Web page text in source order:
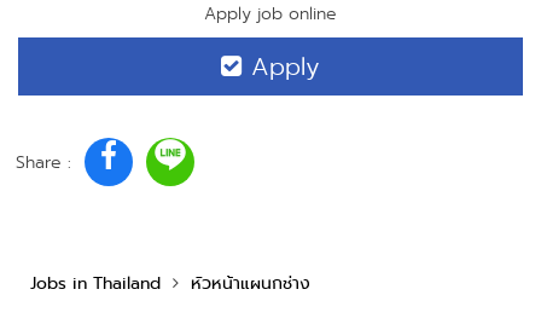
Apply job online
Apply
Share :
Jobs in Thailand หัวหน้าแผนกช่าง